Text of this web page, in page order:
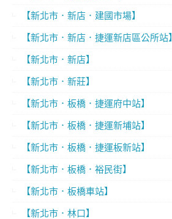
【新北市．新店．建國市場】
【新北市．新店．捷運新店區公所站】
【新北市．新店】
【新北市．新莊】
【新北市．板橋．捷運府中站】
【新北市．板橋．捷運新埔站】
【新北市．板橋．捷運板新站】
【新北市．板橋．裕民街】
【新北市．板橋車站】
【新北市．林口】